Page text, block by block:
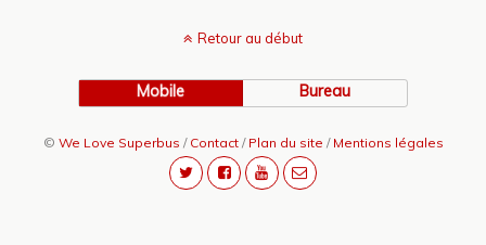
Retour au début
Mobile Bureau
© We Love Superbus / Contact/ Plan du site / Mentions légales